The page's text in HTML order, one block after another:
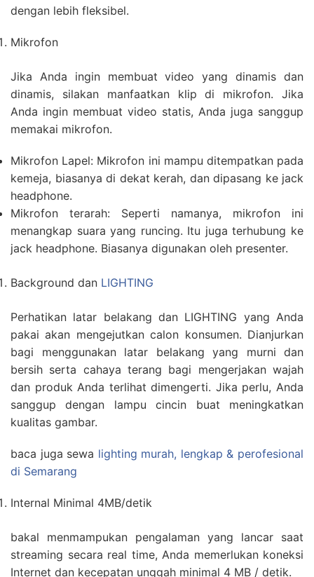
dengan lebih fleksibel.
Mikrofon
Jika Anda ingin membuat video yang dinamis dan
dinamis, silakan manfaatkan klip di mikrofon. Jika
Anda ingin membuat video statis, Anda juga sanggup
memakai mikrofon.
Mikrofon Lapel: Mikrofon ini mampu ditempatkan pada
kemeja, biasanya di dekat kerah, dan dipasang ke jack
headphone.
Mikrofon terarah: Seperti namanya, mikrofon ini
menangkap suara yang runcing. Itu juga terhubung ke
jack headphone. Biasanya digunakan oleh presenter.
Background dan LIGHTING
Perhatikan latar belakang dan LIGHTING yang Anda
pakai akan mengejutkan calon konsumen. Dianjurkan
bagi menggunakan latar belakang yang murni dan
bersih serta cahaya terang bagi mengerjakan wajah
dan produk Anda terlihat dimengerti. Jika perlu, Anda
sanggup dengan lampu cincin buat meningkatkan
kualitas gambar.
baca juga sewa lighting murah, lengkap & perofesional
di Semarang
Internal Minimal 4MB/detik
bakal menmampukan pengalaman yang lancar saat
streaming secara real time, Anda memerlukan koneksi
Internet dan kecepatan unggah minimal 4 MB / detik.